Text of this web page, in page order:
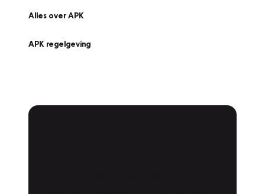
Alles over APK
APK regelgeving